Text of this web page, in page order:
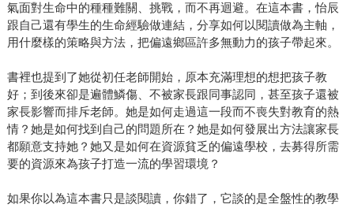
氣面對生命中的種種難關、挑戰，而不再迴避。在這本書，怡辰
跟自己還有學生的生命經驗做連結，分享如何以閱讀做為主軸，
用什麼樣的策略與方法，把偏遠鄉區許多無動力的孩子帶起來。
書裡也提到了她從初任老師開始，原本充滿理想的想把孩子教
好；到後來卻是遍體鱗傷、不被家長跟同事認同，甚至孩子還被
家長影響而排斥老師。她是如何走過這一段而不喪失對教育的熱
情？她是如何找到自己的問題所在？她是如何發展出方法讓家長
都願意支持她？她又是如何在資源貧乏的偏遠學校，去募得所需
要的資源來為孩子打造一流的學習環境？
如果你以為這本書只是談閱讀，你錯了，它談的是全盤性的教學